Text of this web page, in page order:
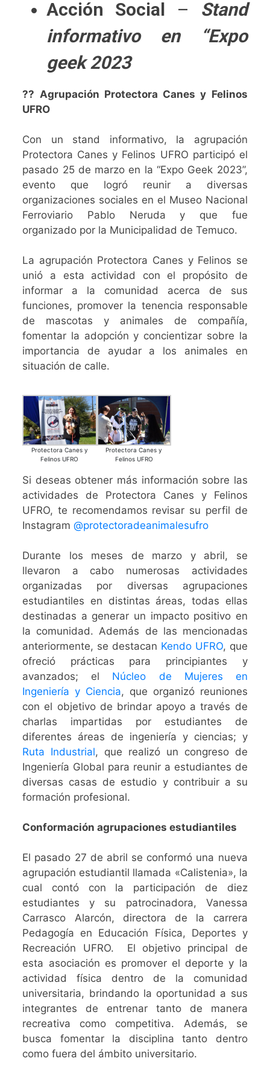
Acción Social – Stand
informativo en “Expo
geek 2023
?? Agrupación Protectora Canes y Felinos
UFRO
Con un stand informativo, la agrupación
Protectora Canes y Felinos UFRO participó el
pasado 25 de marzo en la “Expo Geek 2023”,
evento que logró reunir a diversas
organizaciones sociales en el Museo Nacional
Ferroviario Pablo Neruda y que fue
organizado por la Municipalidad de Temuco.
La agrupación Protectora Canes y Felinos se
unió a esta actividad con el propósito de
informar a la comunidad acerca de sus
funciones, promover la tenencia responsable
de mascotas y animales de compañía,
fomentar la adopción y concientizar sobre la
importancia de ayudar a los animales en
situación de calle.
Protectora Canes y
Felinos UFRO
Protectora Canes y
Felinos UFRO
Si deseas obtener más información sobre las
actividades de Protectora Canes y Felinos
UFRO, te recomendamos revisar su perfil de
Instagram @protectoradeanimalesufro
Durante los meses de marzo y abril, se
llevaron a cabo numerosas actividades
organizadas por diversas agrupaciones
estudiantiles en distintas áreas, todas ellas
destinadas a generar un impacto positivo en
la comunidad. Además de las mencionadas
anteriormente, se destacan Kendo UFRO, que
ofreció prácticas para principiantes y
avanzados; el Núcleo de Mujeres en
Ingeniería y Ciencia, que organizó reuniones
con el objetivo de brindar apoyo a través de
charlas impartidas por estudiantes de
diferentes áreas de ingeniería y ciencias; y
Ruta Industrial, que realizó un congreso de
Ingeniería Global para reunir a estudiantes de
diversas casas de estudio y contribuir a su
formación profesional.
Conformación agrupaciones estudiantiles
El pasado 27 de abril se conformó una nueva
agrupación estudiantil llamada «Calistenia», la
cual contó con la participación de diez
estudiantes y su patrocinadora, Vanessa
Carrasco Alarcón, directora de la carrera
Pedagogía en Educación Física, Deportes y
Recreación UFRO. El objetivo principal de
esta asociación es promover el deporte y la
actividad física dentro de la comunidad
universitaria, brindando la oportunidad a sus
integrantes de entrenar tanto de manera
recreativa como competitiva. Además, se
busca fomentar la disciplina tanto dentro
como fuera del ámbito universitario.